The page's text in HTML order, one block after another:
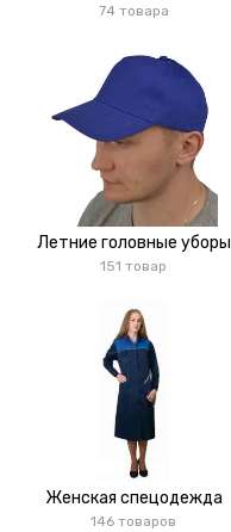
74 товара
Летние головные уборы
151 товар
Женская спецодежда
146 товаров